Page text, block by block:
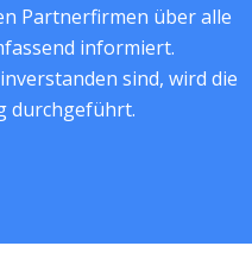
Partnerfirmen über alle
informiert.
sind, wird die
durchgeführt.